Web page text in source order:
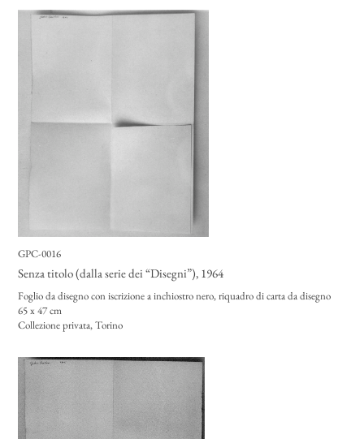
GPC-0016
Senza titolo (dalla serie dei “Disegni”), 1964
Foglio da disegno con iscrizione a inchiostro nero, riquadro di carta da disegno
65 x 47 cm
Collezione privata, Torino